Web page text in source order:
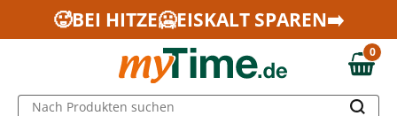
Zum Hauptinhalt springen
Zur Navigation springen
Zur Suche springen
🥵BEI HITZE🥶EISKALT SPAREN➡️
0,00 €
0
Nach Produkten suchen